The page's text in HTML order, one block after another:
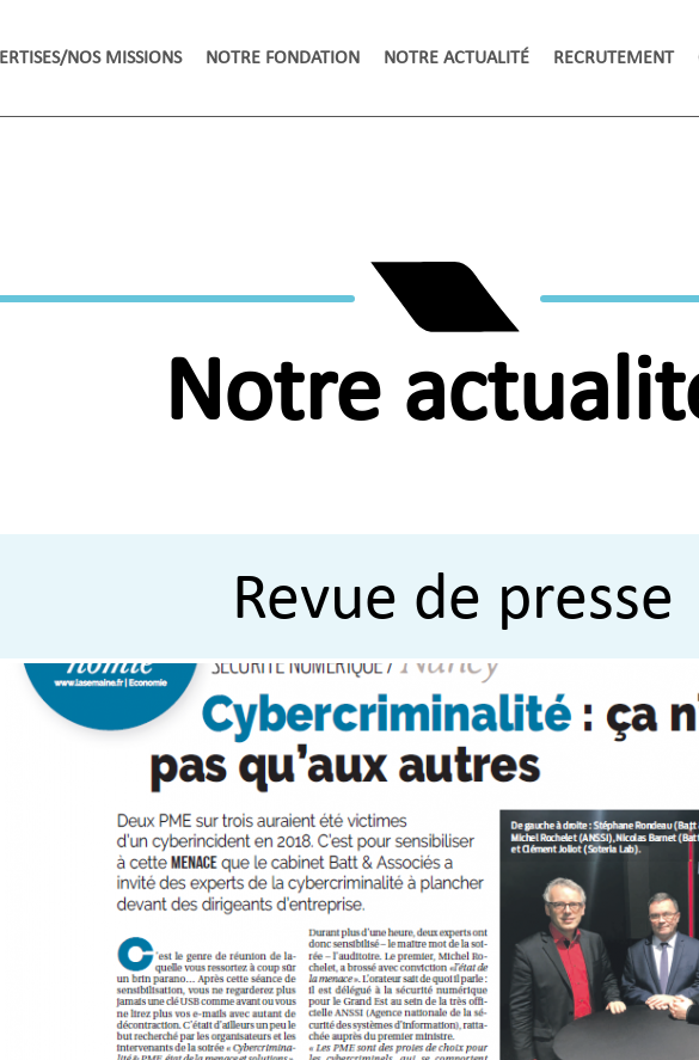
NOS MISSIONS NOTRE FONDATION NOTRE ACTUALITÉ RECRUTEMENT
Notre
Revue de presse